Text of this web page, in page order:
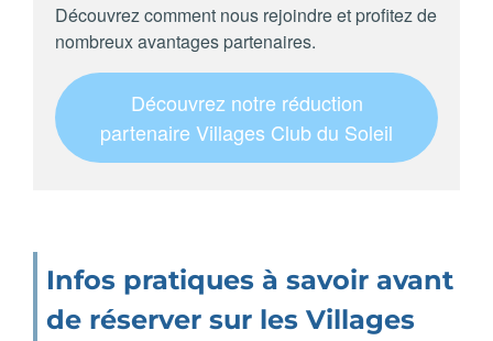
Découvrez comment nous rejoindre et profitez de
nombreux avantages partenaires.
Découvrez notre réduction
partenaire Villages Club du Soleil
Infos pratiques à savoir avant
de réserver sur les Villages